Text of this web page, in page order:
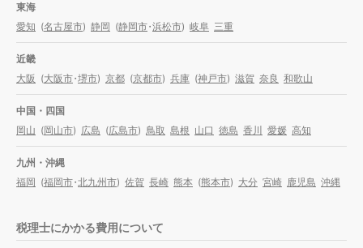
東海
愛知 (名古屋市) 静岡 (静岡市・浜松市) 岐阜 三重
近畿
大阪 (大阪市・堺市) 京都 (京都市) 兵庫 (神戸市) 滋賀 奈良 和歌山
中国・四国
岡山 (岡山市) 広島 (広島市) 鳥取 島根 山口 徳島 香川 愛媛 高知
九州・沖縄
福岡 (福岡市・北九州市) 佐賀 長崎 熊本 (熊本市) 大分 宮崎 鹿児島 沖縄
税理士にかかる費用について